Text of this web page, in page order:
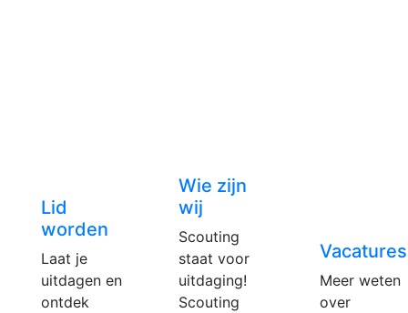
Lid
worden
Laat je
uitdagen en
ontdek
Wie zijn
wij
Scouting
staat voor
uitdaging!
Scouting
Vacatures
Meer weten
over